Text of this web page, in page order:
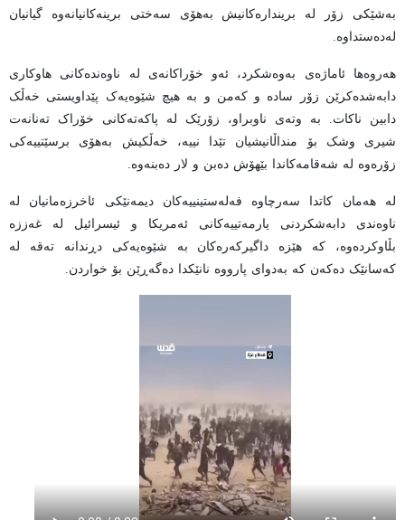
بەشێکی زۆر لە بریندارەکانیش بەهۆی سەختی برینەکانیانەوە گیانیان
لەدەستداوە.
هەروەها ئاماژەی بەوەشکرد، ئەو خۆراکانەی لە ناوەندەکانی هاوکاری
دابەشدەکرێن زۆر سادە و کەمن و بە هیچ شێوەیەک پێداویستی خەڵک
دابین ناکات. بە وتەی ناوبراو، زۆرێک لە پاکەتەکانی خۆراک تەنانەت
شیری وشک بۆ منداڵانیشیان تێدا نییە، خەڵکیش بەهۆی برسێتییەکی
زۆرەوە لە شەقامەکاندا بێهۆش دەبن و لار دەبنەوە.
لە هەمان کاتدا سەرچاوە فەلەستینییەکان دیمەنێکی ئاخرزەمانیان لە
ناوەندی دابەشکردنی یارمەتییەکانی ئەمریکا و ئیسرائیل لە غەززە
بڵاوکردەوە، کە هێزە داگیرکەرەکان بە شێوەیەکی دڕندانە تەقە لە
کەسانێک دەکەن کە بەدوای پارووە نانێکدا دەگەڕێن بۆ خواردن.